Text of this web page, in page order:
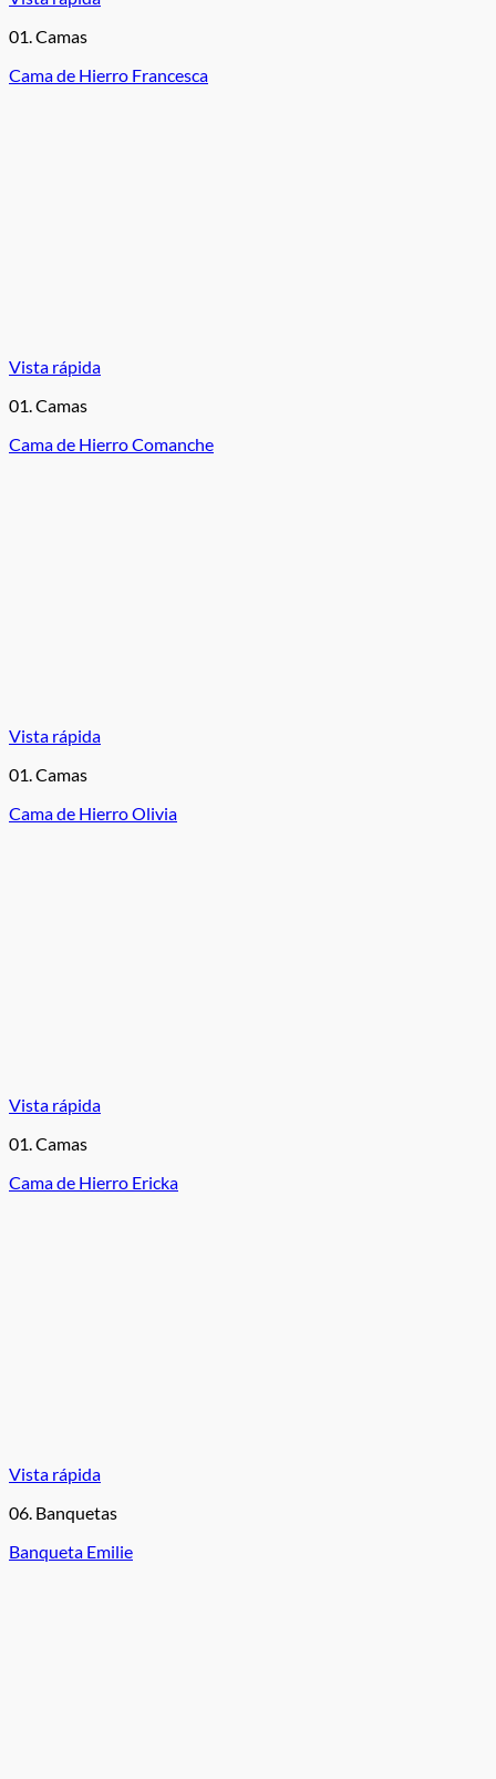
01. Camas
Cama de Hierro Francesca
Vista rápida
01. Camas
Cama de Hierro Comanche
Vista rápida
01. Camas
Cama de Hierro Olivia
Vista rápida
01. Camas
Cama de Hierro Ericka
Vista rápida
06. Banquetas
Banqueta Emilie